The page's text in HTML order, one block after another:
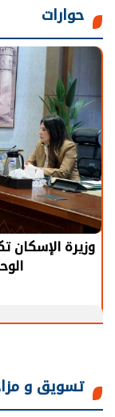
حوارات
وزيرة
تسويق و